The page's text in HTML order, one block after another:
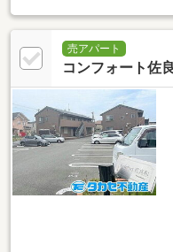
売アパート
コンフォート佐